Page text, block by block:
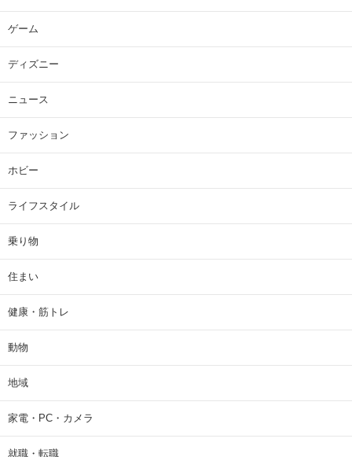
ゲーム
ディズニー
ニュース
ファッション
ホビー
ライフスタイル
乗り物
住まい
健康・筋トレ
動物
地域
家電・PC・カメラ
就職・転職